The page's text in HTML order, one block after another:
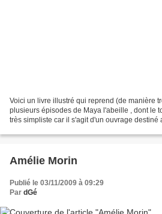
Voici un livre illustré qui reprend (de manière
plusieurs épisodes de Maya l'abeille , dont le
très simpliste car il s'agit d'un ouvrage destiné
Amélie Morin
Publié le 03/11/2009 à 09:29
Par dGé